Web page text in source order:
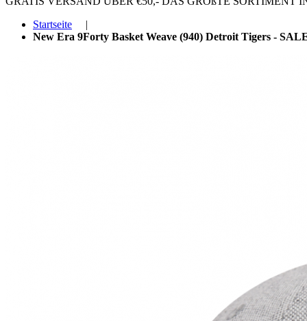
Startseite
|
New Era 9Forty Basket Weave (940) Detroit Tigers -